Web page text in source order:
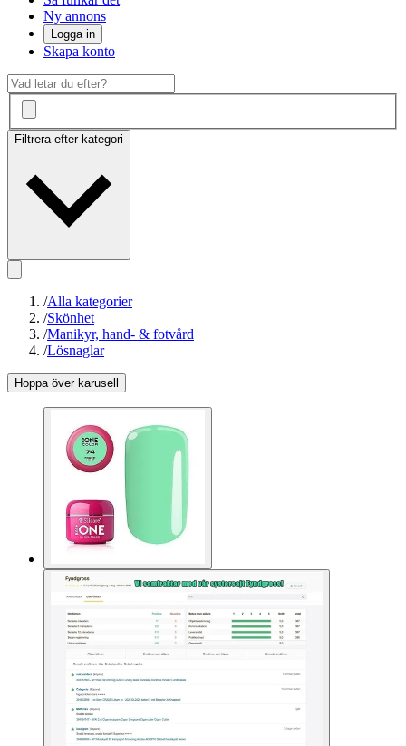
Ny annons
Logga in
Skapa konto
Filtrera efter kategori
/Alla kategorier
/Skönhet
/Manikyr, hand- & fotvård
/Lösnaglar
Hoppa över karusell